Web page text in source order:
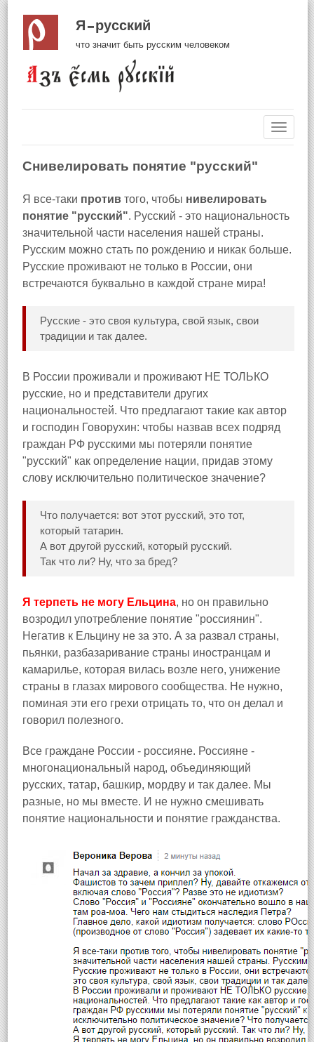
Я русский
что значит быть русским человеком
Снивелировать понятие "русский"
Я все-таки против того, чтобы нивелировать
понятие "русский". Русский - это национальность
значительной части населения нашей страны.
Русским можно стать по рождению и никак больше.
Русские проживают не только в России, они
встречаются буквально в каждой стране мира!
Русские - это своя культура, свой язык, свои
традиции и так далее.
В России проживали и проживают НЕ ТОЛЬКО
русские, но и представители других
национальностей. Что предлагают такие как автор
и господин Говорухин: чтобы назвав всех подряд
граждан РФ русскими мы потеряли понятие
"русский" как определение нации, придав этому
слову исключительно политическое значение?
Что получается: вот этот русский, это тот,
который татарин.
А вот другой русский, который русский.
Так что ли? Ну, что за бред?
Я терпеть не могу Ельцина, но он правильно
возродил употребление понятие "россиянин".
Негатив к Ельцину не за это. А за развал страны,
пьянки, разбазаривание страны иностранцам и
камарилье, которая вилась возле него, унижение
страны в глазах мирового сообщества. Не нужно,
поминая эти его грехи отрицать то, что он делал и
говорил полезного.
Все граждане России - россияне. Россияне -
многонациональный народ, объединяющий
русских, татар, башкир, мордву и так далее. Мы
разные, но мы вместе. И не нужно смешивать
понятие национальности и понятие гражданства.